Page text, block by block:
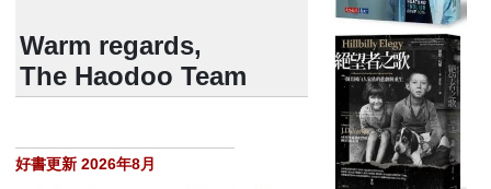
Warm regards,
The Haodoo Team
好書更新 2026年8月